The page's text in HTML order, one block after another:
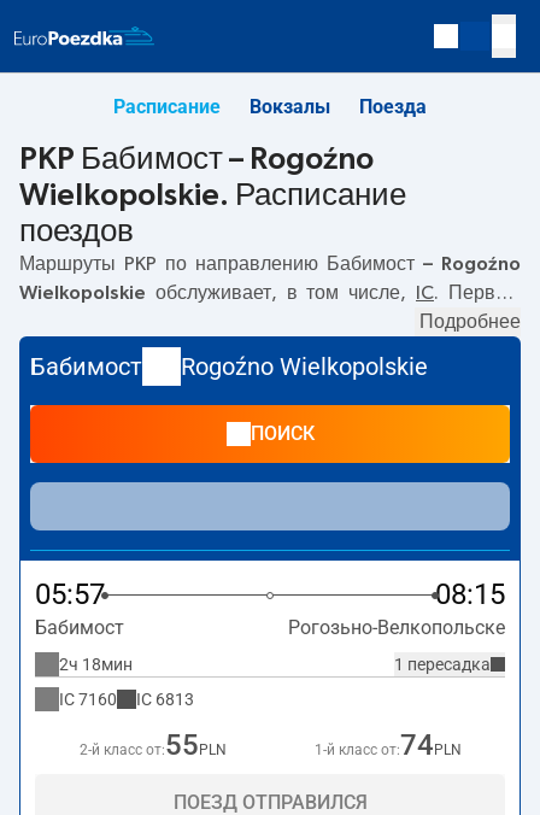
Расписание Вокзалы Поезда
PKP Бабимост – Rogoźno
Wielkopolskie. Расписание
поездов
Маршруты PKP по направлению Бабимост – Rogoźno
Wielkopolskie обслуживает, в том числе, IC. Первый
с вокзала PKP Бабимост.
Последний поезд до Rogoźno Wielkopolskie
отправляется в 12:16. По маршрутуБабимост–
Wielkopolskieтакже курсируют другие поезда:
предлагают более низкую цену билета и, как правило,
более долгое время в пути. Поезд заканчивает маршрут
на станции Rogoźno Wielkopolskie.
Подробнее
Бабимост Rogoźno Wielkopolskie
ПОИСК
05:57 08:15
Бабимост Рогозьно-Велкопольске
1 пересадка
2ч 18мин
IC7160 IC 6813
2-й класс от:55 PLN 1-й класс от:74 PLN
ПОЕЗД ОТПРАВИЛСЯ